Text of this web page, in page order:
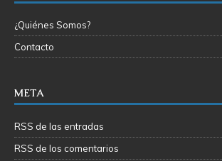
¿Quiénes Somos?
Contacto
META
RSS de las entradas
RSS de los comentarios